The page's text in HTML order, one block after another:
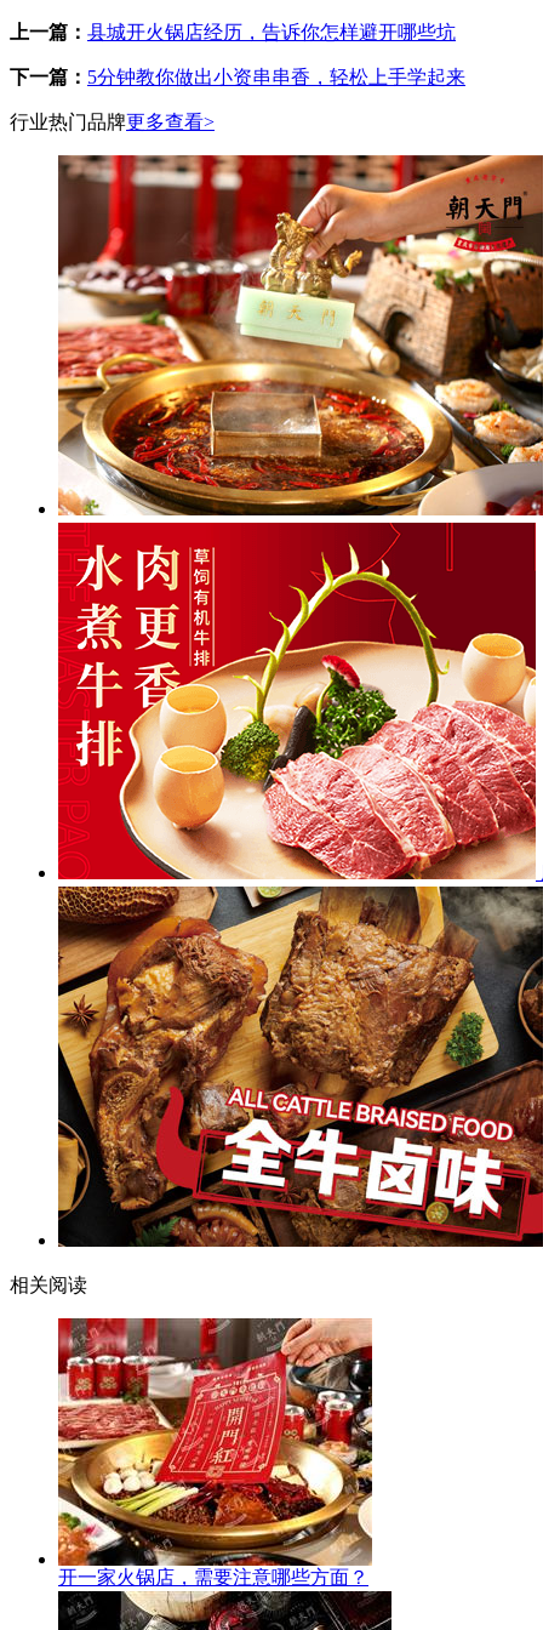
上一篇： 县城开火锅店经历，告诉你怎样避开哪些坑
下一篇： 5分钟教你做出小资串串香，轻松上手学起来
行业热门品牌更多查看>
相关阅读
开一家火锅店，需要注意哪些方面？